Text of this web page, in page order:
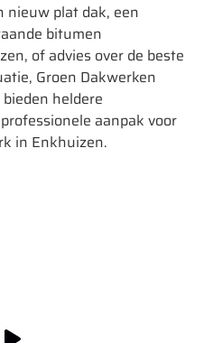
nieuw plat dak, een
bitumen
of advies over de beste
Groen Dakwerken
heldere
aanpak voor
in Enkhuizen.